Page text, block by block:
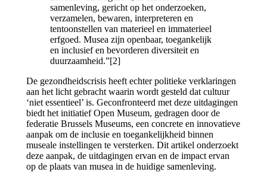
samenleving, gericht op het onderzoeken,
verzamelen, bewaren, interpreteren en
tentoonstellen van materieel en immaterieel
erfgoed. Musea zijn openbaar, toegankelijk
en inclusief en bevorderen diversiteit en
duurzaamheid.”[2]
De gezondheidscrisis heeft echter politieke verklaringen
aan het licht gebracht waarin wordt gesteld dat cultuur
‘niet essentieel’ is. Geconfronteerd met deze uitdagingen
biedt het initiatief Open Museum, gedragen door de
federatie Brussels Museums, een concrete en innovatieve
aanpak om de inclusie en toegankelijkheid binnen
museale instellingen te versterken. Dit artikel onderzoekt
deze aanpak, de uitdagingen ervan en de impact ervan
op de plaats van musea in de huidige samenleving.